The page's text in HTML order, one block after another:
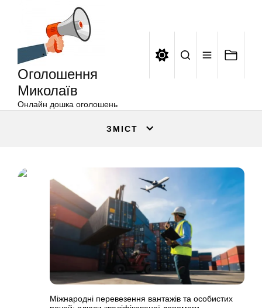
Оголошення
Миколаїв
Онлайн дошка оголошень
ЗМІСТ
Міжнародні перевезення вантажів та особистих